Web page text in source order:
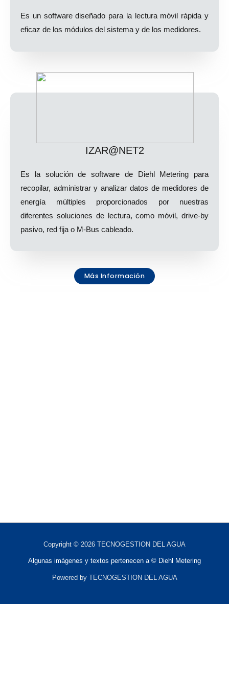
Es un software diseñado para la lectura móvil rápida y
eficaz de los módulos del sistema y de los medidores.
IZAR@NET2
Es la solución de software de Diehl Metering para
recopilar, administrar y analizar datos de medidores de
energía múltiples proporcionados por nuestras
diferentes soluciones de lectura, como móvil, drive-by
pasivo, red fija o M-Bus cableado.
Más Información
Copyright © 2026 TECNOGESTION DEL AGUA
Algunas imágenes y textos pertenecen a © Diehl Metering
Powered by TECNOGESTION DEL AGUA